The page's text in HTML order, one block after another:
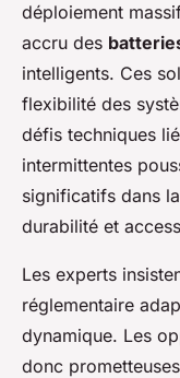
déploiement
accru des
intelligents. Ces
flexibilité des
défis techniques
intermittentes
significatifs dans
durabilité et
Les experts
réglementaire
dynamique. Les
donc